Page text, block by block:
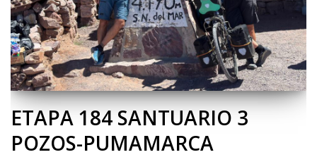
ETAPA 184 SANTUARIO 3
POZOS-PUMAMARCA